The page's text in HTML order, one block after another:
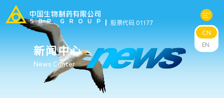
股票代码 01177
CN
EN
新闻中心
News Center